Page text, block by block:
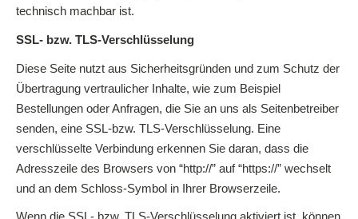
technisch machbar ist.
SSL- bzw. TLS-Verschlüsselung
Diese Seite nutzt aus Sicherheitsgründen und zum Schutz der
Übertragung vertraulicher Inhalte, wie zum Beispiel
Bestellungen oder Anfragen, die Sie an uns als Seitenbetreiber
senden, eine SSL-bzw. TLS-Verschlüsselung. Eine
verschlüsselte Verbindung erkennen Sie daran, dass die
Adresszeile des Browsers von “http://” auf “https://” wechselt
und an dem Schloss-Symbol in Ihrer Browserzeile.
Wenn die SSL- bzw. TLS-Verschlüsselung aktiviert ist, können